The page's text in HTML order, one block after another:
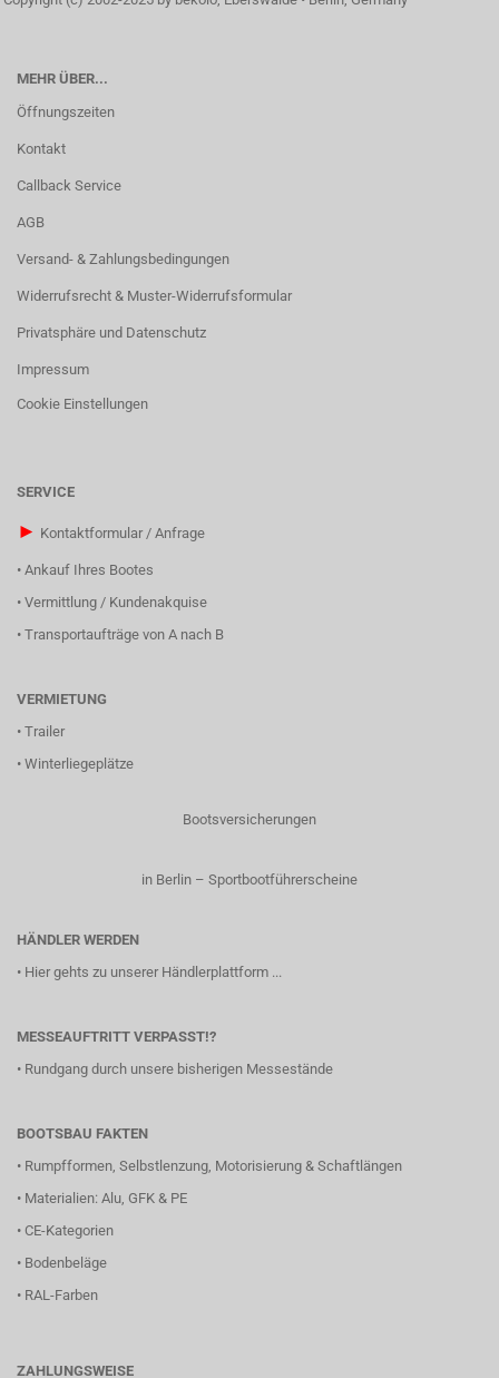
MEHR ÜBER...
Öffnungszeiten
Kontakt
Callback Service
AGB
Versand- & Zahlungsbedingungen
Widerrufsrecht & Muster-Widerrufsformular
Privatsphäre und Datenschutz
Impressum
Cookie Einstellungen
SERVICE
► Kontaktformular / Anfrage
• Ankauf Ihres Bootes
• Vermittlung / Kundenakquise
• Transportaufträge von A nach B
VERMIETUNG
• Trailer
• Winterliegeplätze
Bootsversicherungen
in Berlin – Sportbootführerscheine
HÄNDLER WERDEN
• Hier gehts zu unserer Händlerplattform ...
MESSEAUFTRITT VERPASST!?
• Rundgang durch unsere bisherigen Messestände
BOOTSBAU FAKTEN
• Rumpfformen, Selbstlenzung, Motorisierung & Schaftlängen
• Materialien: Alu, GFK & PE
• CE-Kategorien
• Bodenbeläge
• RAL-Farben
ZAHLUNGSWEISE